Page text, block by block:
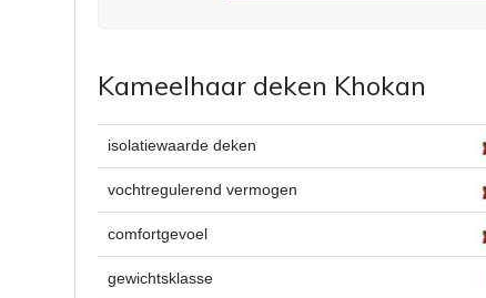
Kameelhaar deken Khokan
isolatiewaarde deken
vochtregulerend vermogen
comfortgevoel
gewichtsklasse